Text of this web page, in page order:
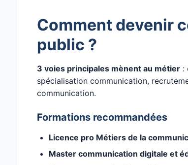
Comment devenir
public ?
3 voies principales mènent au métier :
spécialisation communication,
communication.
Formations recommandées
Licence pro Métiers de la
Master communication digitale et